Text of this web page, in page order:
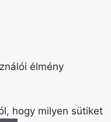
élmény
hogy milyen sütiket